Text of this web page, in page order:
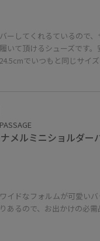
ーしてくれるているので
いて頂けるシューズです
でいつもと同じサイ
メルミニショルダー
イドなフォルムが可愛いバ
あるので、お出かけの必